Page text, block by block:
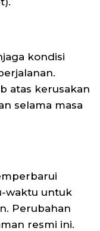
kondisi
atas kerusakan
selama masa
waktu untuk
Perubahan
resmi ini.